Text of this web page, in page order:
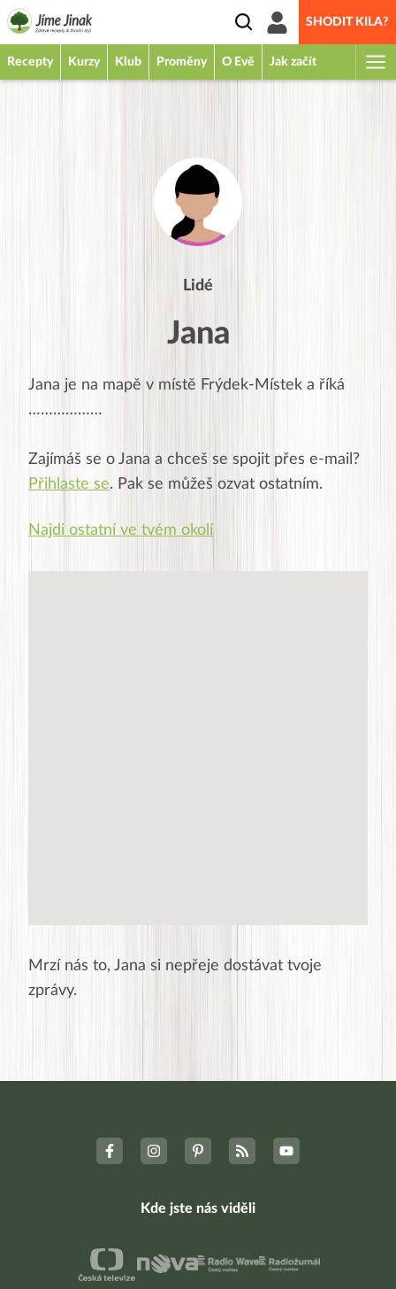
SHODIT KILA?
Recepty Kurzy Klub Proměny O Evě Jak začít
Lidé
Jana
Jana je na mapě v místě Frýdek-Místek a říká
………………
Zajímáš se o Jana a chceš se spojit přes e-mail?
Přihlaste se. Pak se můžeš ozvat ostatním.
Najdi ostatní ve tvém okolí
Mrzí nás to, Jana si nepřeje dostávat tvoje
zprávy.
Kde jste nás viděli